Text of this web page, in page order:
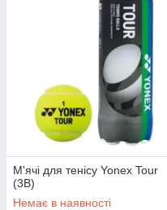
М'ячі для тенісу Yonex Tour
(3B)
Немає в наявності